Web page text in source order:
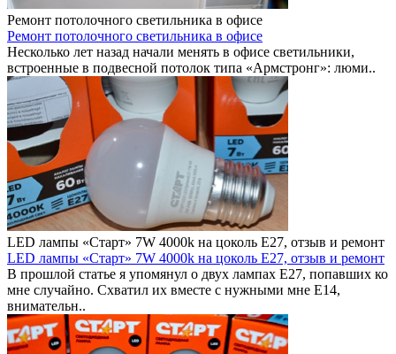
Ремонт потолочного светильника в офисе
Ремонт потолочного светильника в офисе
Несколько лет назад начали менять в офисе светильники,
встроенные в подвесной потолок типа «Армстронг»: люми..
LED лампы «Старт» 7W 4000k на цоколь E27, отзыв и ремонт
LED лампы «Старт» 7W 4000k на цоколь E27, отзыв и ремонт
В прошлой статье я упомянул о двух лампах E27, попавших ко
мне случайно. Схватил их вместе с нужными мне E14,
внимательн..